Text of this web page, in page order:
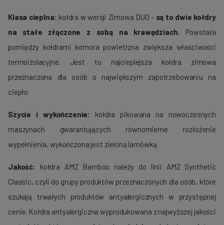
Klasa cieplna: kołdra w wersji Zimowa DUO - są to dwie kołdry
na stałe złączone z sobą na krawędziach. Powstała
pomiędzy kołdrami komora powietrzna zwiększa właściwości
termoizolacyjne. Jest to najcieplejsza kołdra zimowa
przeznaczona dla osób o największym zapotrzebowaniu na
ciepło.
Szycie i wykończenie:
kołdra pikowana na nowoczesnych
maszynach gwarantujących równomierne rozłożenie
wypełnienia, wykończona jest zieloną lamówką.
Jakość:
kołdra AMZ Bamboo należy do linii AMZ Synthetic
Classic, czyli do grupy produktów przeznaczonych dla osób, które
szukają trwałych produktów antyalergicznych w przystępnej
cenie. Kołdra antyalergiczna wyprodukowana z najwyższej jakości